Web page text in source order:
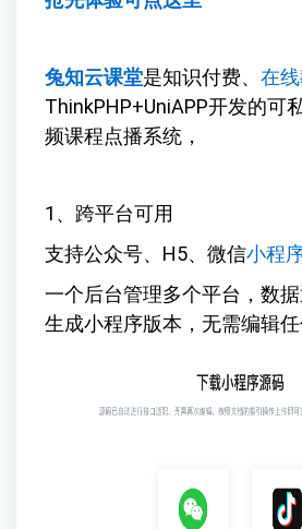
兔知云课堂是知识付费、 在
ThinkPHP+UniAPP开发的可
频课程点播系统，
1、跨平台可用
支持公众号、H5、微信小程
一个后台管理多个平台，数
生成小程序版本，无需编辑任